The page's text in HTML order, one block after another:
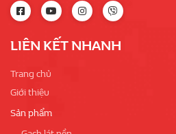
LIÊN KẾT NHANH
Trang chủ
Giới thiệu
Sản phẩm